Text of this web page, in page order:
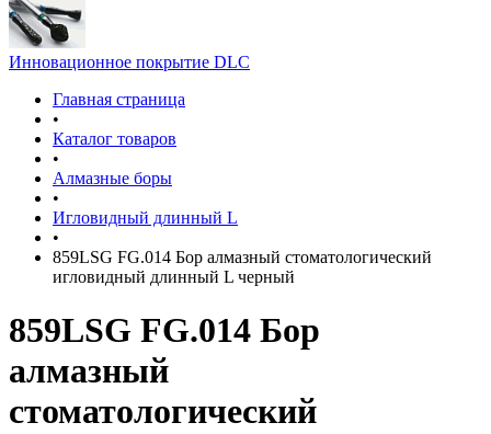
Инновационное покрытие DLC
Главная страница
•
Каталог товаров
•
Алмазные боры
•
Игловидный длинный L
•
859LSG FG.014 Бор алмазный стоматологический
игловидный длинный L черный
859LSG FG.014 Бор
алмазный
стоматологический